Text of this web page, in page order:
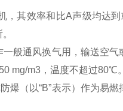
，其效率和比A声级均达
般通风换气用，输送空
mg/m3，温度不超过80℃。
爆（以“B”表示）作为易